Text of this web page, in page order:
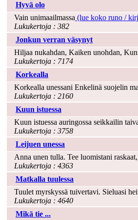
Hyvä olo
Vain unimaailmassa (lue koko runo /
Lukukertoja : 382
Jonkun verran väsynyt
Hiljaa nukahdan, Kaiken unohdan,
Lukukertoja : 7174
Korkealla
Korkealla unessani Enkelinä suojelin
Lukukertoja : 2160
Kuun istuessa
Kuun istuessa auringossa seikkailin
Lukukertoja : 3758
Leijuen unessa
Anna unen tulla. Tee luomistani
Lukukertoja : 4363
Matkalla tuulessa
Tuulet myrskyssä tuivertavi. Sieluasi
Lukukertoja : 4640
Mikä tie ...